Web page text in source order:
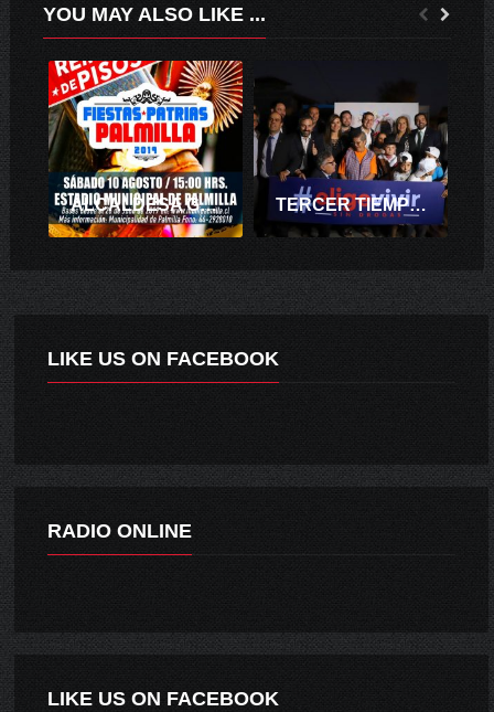
YOU MAY ALSO LIKE ...
ALCALDESA GLORIA PAREDES VALDÉS INVITA A PARTICIPAR EN EL REMATE DE PISOS PARA CELEBRACIÓN DE FIESTAS PATRIAS 2019 EN PALMILLA TERCER TIEMPO: GOBIERNO LANZA EN RANCAGUA PILOTO A NIVEL NACIONAL QUE BUSCA PROMOVER AMBIENTES LIBRES DE DROGAS Y ALCOHOL
LIKE US ON FACEBOOK
RADIO ONLINE
LIKE US ON FACEBOOK